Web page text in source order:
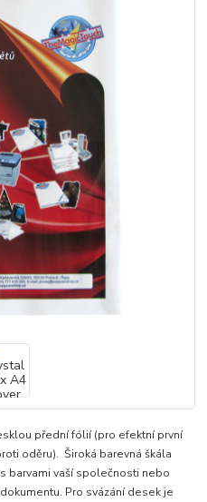
přední fólií (pro efektní první
oděru). Široká barevná škála
barvami vaší společnosti nebo
Pro svázání desek je